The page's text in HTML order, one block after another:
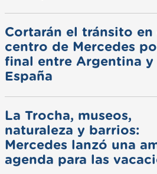
Cortarán el tránsito en
centro de Mercedes
final entre Argentina y
España
La Trocha, museos,
naturaleza y barrios:
Mercedes lanzó una
agenda para las